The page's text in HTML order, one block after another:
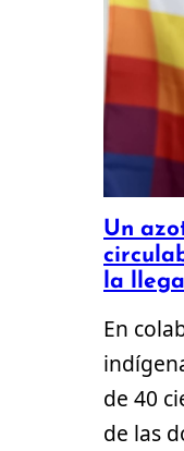
Un
la
En
de 40
de las